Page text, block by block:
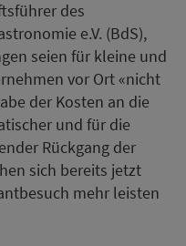
des
e.V. (BdS),
seien für kleine und
vor Ort «nicht
der Kosten an die
und für die
Rückgang der
sich bereits jetzt
mehr leisten